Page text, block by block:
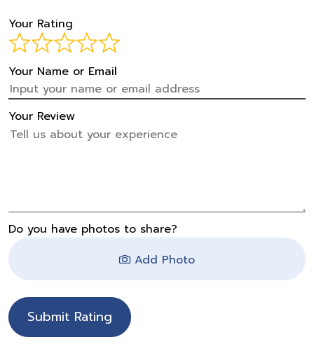
Your Rating
Your Name or Email
Your Review
Do you have photos to share?
Add Photo
Submit Rating